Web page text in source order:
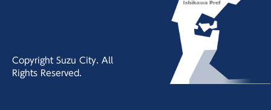
Copyright Suzu City. All
Rights Reserved.